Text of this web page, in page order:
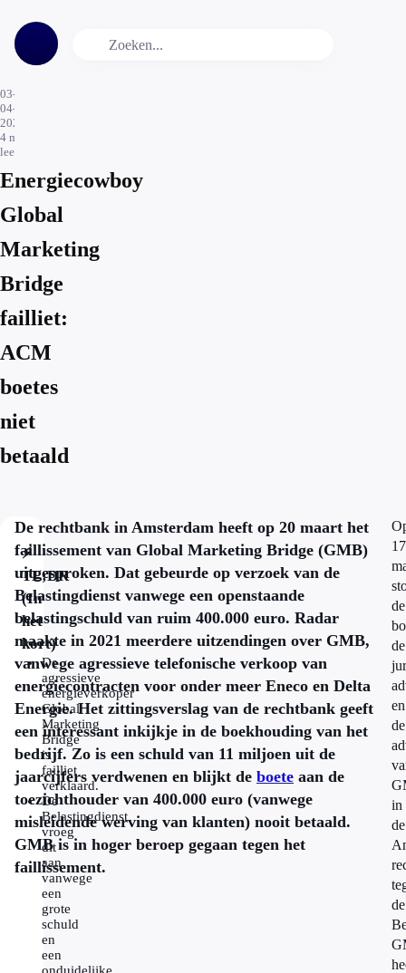
03-
04-
2026
4 min.
leestijd
Energiecowboy
Global
Marketing
Bridge
failliet:
ACM
boetes
niet
betaald
⚡
TL;DR
(In
het
kort)
De
agressieve
energieverkoper
Global
Marketing
Bridge
is
failliet
verklaard.
De
Belastingdienst
vroeg
dit
aan
vanwege
een
grote
schuld
en
een
De rechtbank in Amsterdam heeft op 20 maart het
faillissement van Global Marketing Bridge (GMB)
uitgesproken. Dat gebeurde op verzoek van de
Belastingdienst vanwege een openstaande
belastingschuld van ruim 400.000 euro. Radar
maakte in 2021 meerdere uitzendingen over GMB,
vanwege agressieve telefonische verkoop van
energiecontracten voor onder meer Eneco en Delta
Energie. Het zittingsverslag van de rechtbank geeft
een interessant inkijkje in de boekhouding van het
bedrijf. Zo is een schuld van 11 miljoen uit de
jaarcijfers verdwenen en blijkt de boete aan de
toezichthouder van 400.000 euro (vanwege
misleidende werving van klanten) nooit betaald.
GMB is in hoger beroep gegaan tegen het
faillissement.
17
de
de
en
de
in
de
de